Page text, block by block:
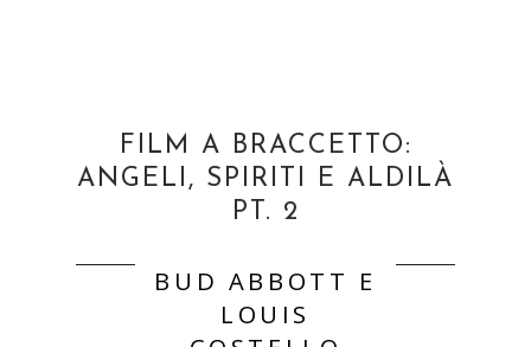
FILM A BRACCETTO:
ANGELI, SPIRITI E ALDILÀ
PT. 2
BUD ABBOTT E
LOUIS